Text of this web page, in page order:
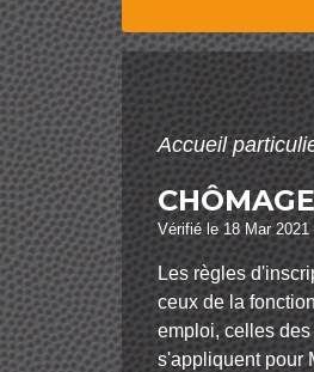
Accueil
Vérifié le 18 Mar
Les règles
ceux de la
emploi, celles
s'appliquent pour